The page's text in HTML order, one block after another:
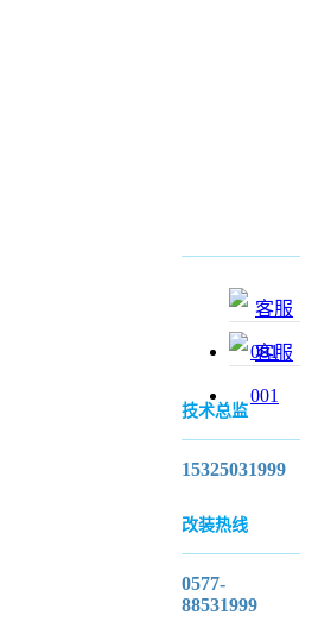
技术总监
15325031999
改装热线
0577-
88531999